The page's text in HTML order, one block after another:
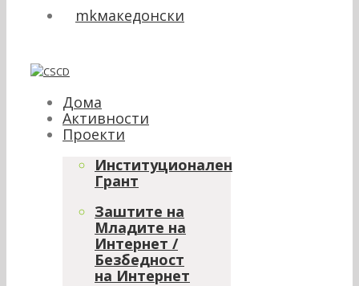
македонски
Дома
Активности
Проекти
Институционален
Грант
Заштите на
Младите на
Интернет /
Безбедност
на Интернет